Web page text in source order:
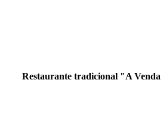
Restaurante tradicional "A